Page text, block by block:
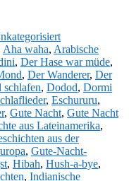
Aha waha, Arabische
, Der Hase war müde,
, Der Wanderer, Der
, Dodod, Dormi
, Eschururu,
, Gute Nacht, Gute Nacht
aus Lateinamerika,
aus der
, Gute-Nacht-
, Hibah, Hush-a-bye,
, Indianische